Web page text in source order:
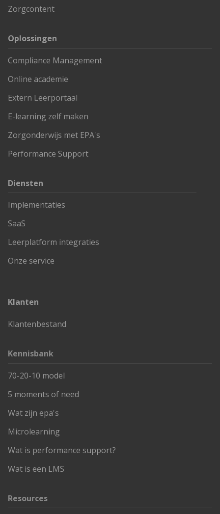
Zorgcontent
Oplossingen
Compliance Management
Online academie
Extern Leerportaal
E-learning zelf maken
Zorgonderwijs met EPA's
Performance Support
Diensten
Implementaties
SaaS
Leerplatform integraties
Onze service
Klanten
Klantenbestand
Kennisbank
70-20-10 model
5 moments of need
Wat zijn epa's
Microlearning
Wat is performance support?
Wat is een LMS
Resources